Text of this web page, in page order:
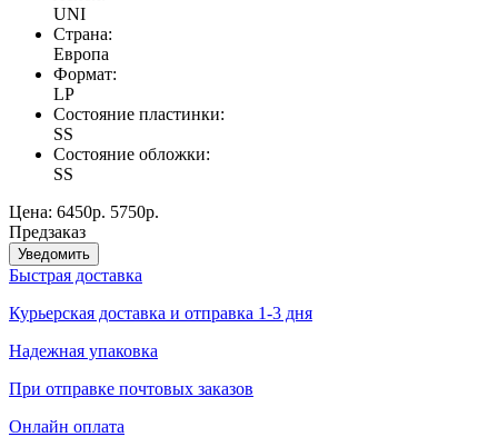
UNI
Страна:
Европа
Формат:
LP
Состояние пластинки:
SS
Состояние обложки:
SS
Цена: 6450р. 5750р.
Предзаказ
Уведомить
Быстрая доставка
Курьерская доставка и отправка 1-3 дня
Надежная упаковка
При отправке почтовых заказов
Онлайн оплата